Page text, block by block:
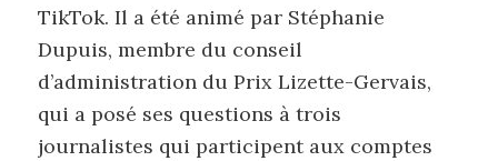
TikTok. Il a été animé par Stéphanie
Dupuis, membre du conseil
d’administration du Prix Lizette-Gervais,
qui a posé ses questions à trois
journalistes qui participent aux comptes